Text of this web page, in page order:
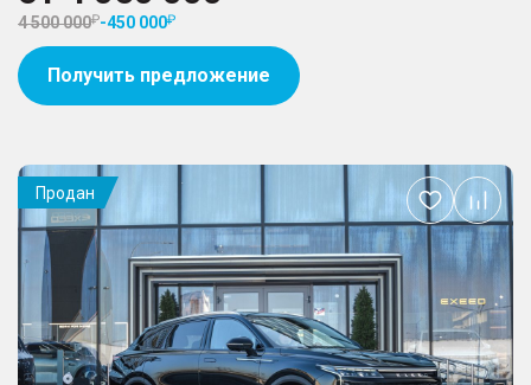
4 500 000 -450 000
Получить предложение
Продан
Добавить
в
избранное